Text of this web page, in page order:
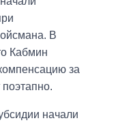
В
Кабмин
за
поэтапно.
начали